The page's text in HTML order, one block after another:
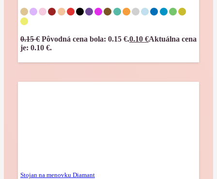
0.15€ Pôvodná cena bola: 0.15 €.0.10 €Aktuálna cena
je: 0.10 €.
Stojan na menovku Diamant